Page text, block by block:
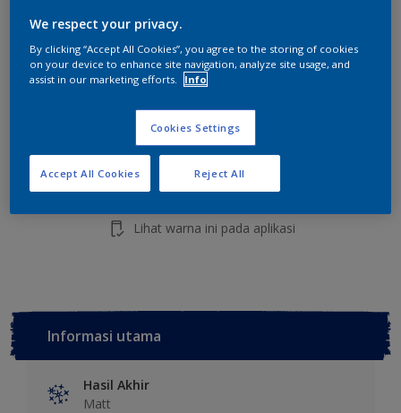
2.5 L 20 L
Kalkulator cat
Tambahkan ke Ruang Kerja Temukan Toko
Lihat warna ini pada aplikasi
Informasi utama
Hasil Akhir
Matt
We respect your privacy.
By clicking “Accept All Cookies”, you agree to the storing of cookies
on your device to enhance site navigation, analyze site usage, and
assist in our marketing efforts.
Info
Cookies Settings
Reject All
Accept All Cookies